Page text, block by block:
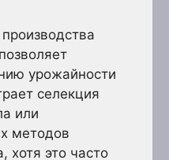
урожайности
селекция
или
методов
хотя это часто